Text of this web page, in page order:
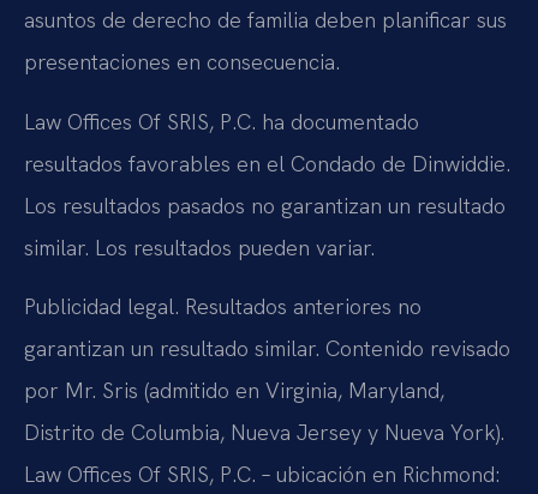
asuntos de derecho de familia deben planificar sus
presentaciones en consecuencia.
Law Offices Of SRIS, P.C. ha documentado
resultados favorables en el Condado de Dinwiddie.
Los resultados pasados no garantizan un resultado
similar. Los resultados pueden variar.
Publicidad legal. Resultados anteriores no
garantizan un resultado similar. Contenido revisado
por Mr. Sris (admitido en Virginia, Maryland,
Distrito de Columbia, Nueva Jersey y Nueva York).
Law Offices Of SRIS, P.C. – ubicación en Richmond: